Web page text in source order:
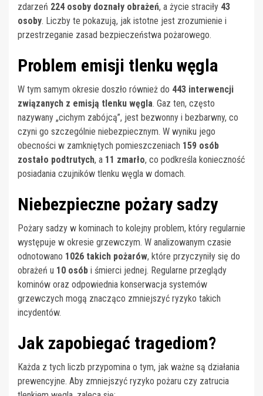
zdarzeń 224 osoby doznały obrażeń, a życie straciły 43
osoby. Liczby te pokazują, jak istotne jest zrozumienie i
przestrzeganie zasad bezpieczeństwa pożarowego.
Problem emisji tlenku węgla
W tym samym okresie doszło również do 443 interwencji
związanych z emisją tlenku węgla. Gaz ten, często
nazywany „cichym zabójcą”, jest bezwonny i bezbarwny, co
czyni go szczególnie niebezpiecznym. W wyniku jego
obecności w zamkniętych pomieszczeniach 159 osób
zostało podtrutych, a 11 zmarło, co podkreśla konieczność
posiadania czujników tlenku węgla w domach.
Niebezpieczne pożary sadzy
Pożary sadzy w kominach to kolejny problem, który regularnie
występuje w okresie grzewczym. W analizowanym czasie
odnotowano 1026 takich pożarów, które przyczyniły się do
obrażeń u 10 osób i śmierci jednej. Regularne przeglądy
kominów oraz odpowiednia konserwacja systemów
grzewczych mogą znacząco zmniejszyć ryzyko takich
incydentów.
Jak zapobiegać tragediom?
Każda z tych liczb przypomina o tym, jak ważne są działania
prewencyjne. Aby zmniejszyć ryzyko pożaru czy zatrucia